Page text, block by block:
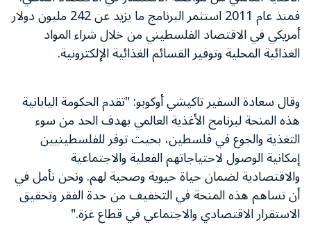
فمنذ عام 2011 استثمر البرنامج ما يزيد عن 242 مليون دولار
أمريكي في الاقتصاد الفلسطيني من خلال شراء المواد
الغذائية المحلية وتوفير القسائم الغذائية الإلكترونية.
وقال سعادة السفير تاكيشي أوكوبو: "تقدم الحكومة اليابانية
هذه المنحة لبرنامج الأغذية العالمي بهدف الحد من سوء
التغذية والجوع في فلسطين، بحيث توفر للفلسطينيين
إمكانية الوصول لاحتياجاتهم الفعلية والاجتماعية
والاقتصادية لضمان حياة حيوية وصحية لهم. ونحن نأمل في
أن تساهم هذه المنحة في التخفيف من حدة الفقر وتحقيق
الاستقرار الاقتصادي والاجتماعي في قطاع غزة."